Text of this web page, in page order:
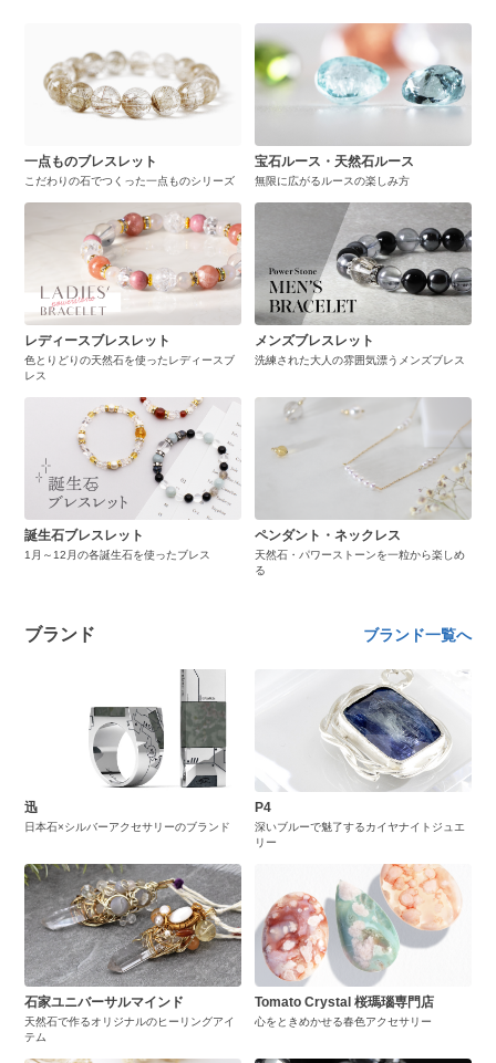
一点ものブレスレット
こだわりの石でつくった一点ものシリーズ
宝石ルース・天然石ルース
無限に広がるルースの楽しみ方
レディースブレスレット
色とりどりの天然石を使ったレディースブ
レス
メンズブレスレット
洗練された大人の雰囲気漂うメンズブレス
誕生石ブレスレット
1月～12月の各誕生石を使ったブレス
ペンダント・ネックレス
天然石・パワーストーンを一粒から楽しめ
る
ブランド ブランド一覧へ
迅
日本石×シルバーアクセサリーのブランド
P4
深いブルーで魅了するカイヤナイトジュエ
リー
石家ユニバーサルマインド
天然石で作るオリジナルのヒーリングアイ
テム
Tomato Crystal 桜瑪瑙専門店
心をときめかせる春色アクセサリー